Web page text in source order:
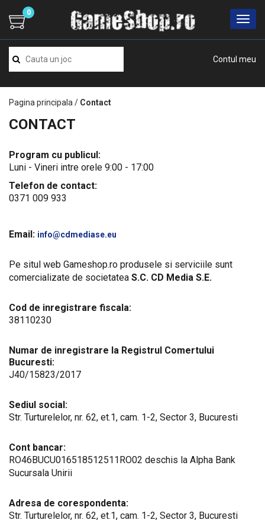
Contul meu
0
Pagina principala / Contact
CONTACT
Program cu publicul:
Luni - Vineri intre orele 9:00 - 17:00
Telefon de contact:
0371 009 933
Email: info@cdmediase.eu
Pe situl web Gameshop.ro produsele si serviciile sunt
comercializate de societatea S.C. CD Media S.E.
Cod de inregistrare fiscala:
38110230
Numar de inregistrare la Registrul Comertului
Bucuresti:
J40/15823/2017
Sediul social:
Str. Turturelelor, nr. 62, et.1, cam. 1-2, Sector 3, Bucuresti
Cont bancar:
RO46BUCU016518512511RO02 deschis la Alpha Bank
Sucursala Unirii
Adresa de corespondenta:
Str. Turturelelor, nr. 62, et.1, cam. 1-2, Sector 3, Bucuresti